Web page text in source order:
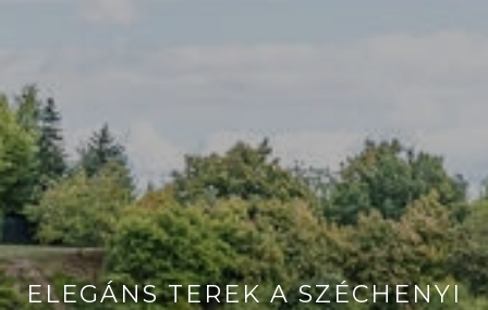
ELEGÁNS TEREK A SZÉCHENYI